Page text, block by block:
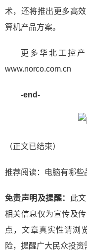
术，还将推出更多高
算机产品方案。
更多华北工控
www.norco.com.cn
-end-
（正文已结束）
推荐阅读： 电脑有哪些
免责声明及提醒：
此
相关信息仅为宣传及
点，文章真实性请浏
险，提醒广大民众投资